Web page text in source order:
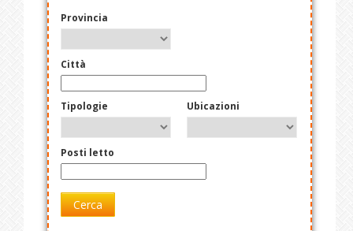
Provincia
Città
Tipologie Ubicazioni
Posti letto
Cerca